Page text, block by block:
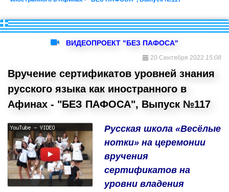
ВИДЕОПРОЕКТ "БЕЗ ПАФОСА"
20 Сентября 2022 15:08
Вручение сертификатов уровней знания
русского языка как иностранного в
Афинах - "БЕЗ ПАФОСА", Выпуск №117
Русская школа «Весёлые
нотки» на церемонии
вручения
сертификатов на
уровни владения